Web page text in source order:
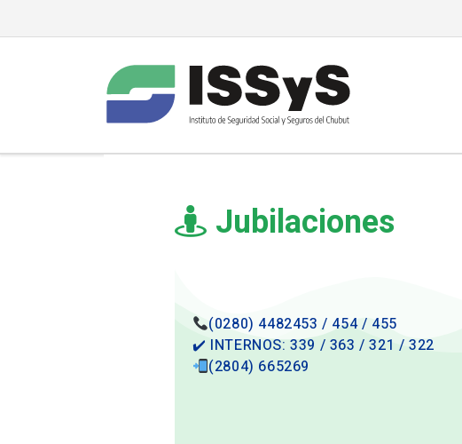
Jubilaciones
(0280) 4482453 / 454 / 455
✔️ INTERNOS: 339 / 363 / 321 / 322
(2804) 665269